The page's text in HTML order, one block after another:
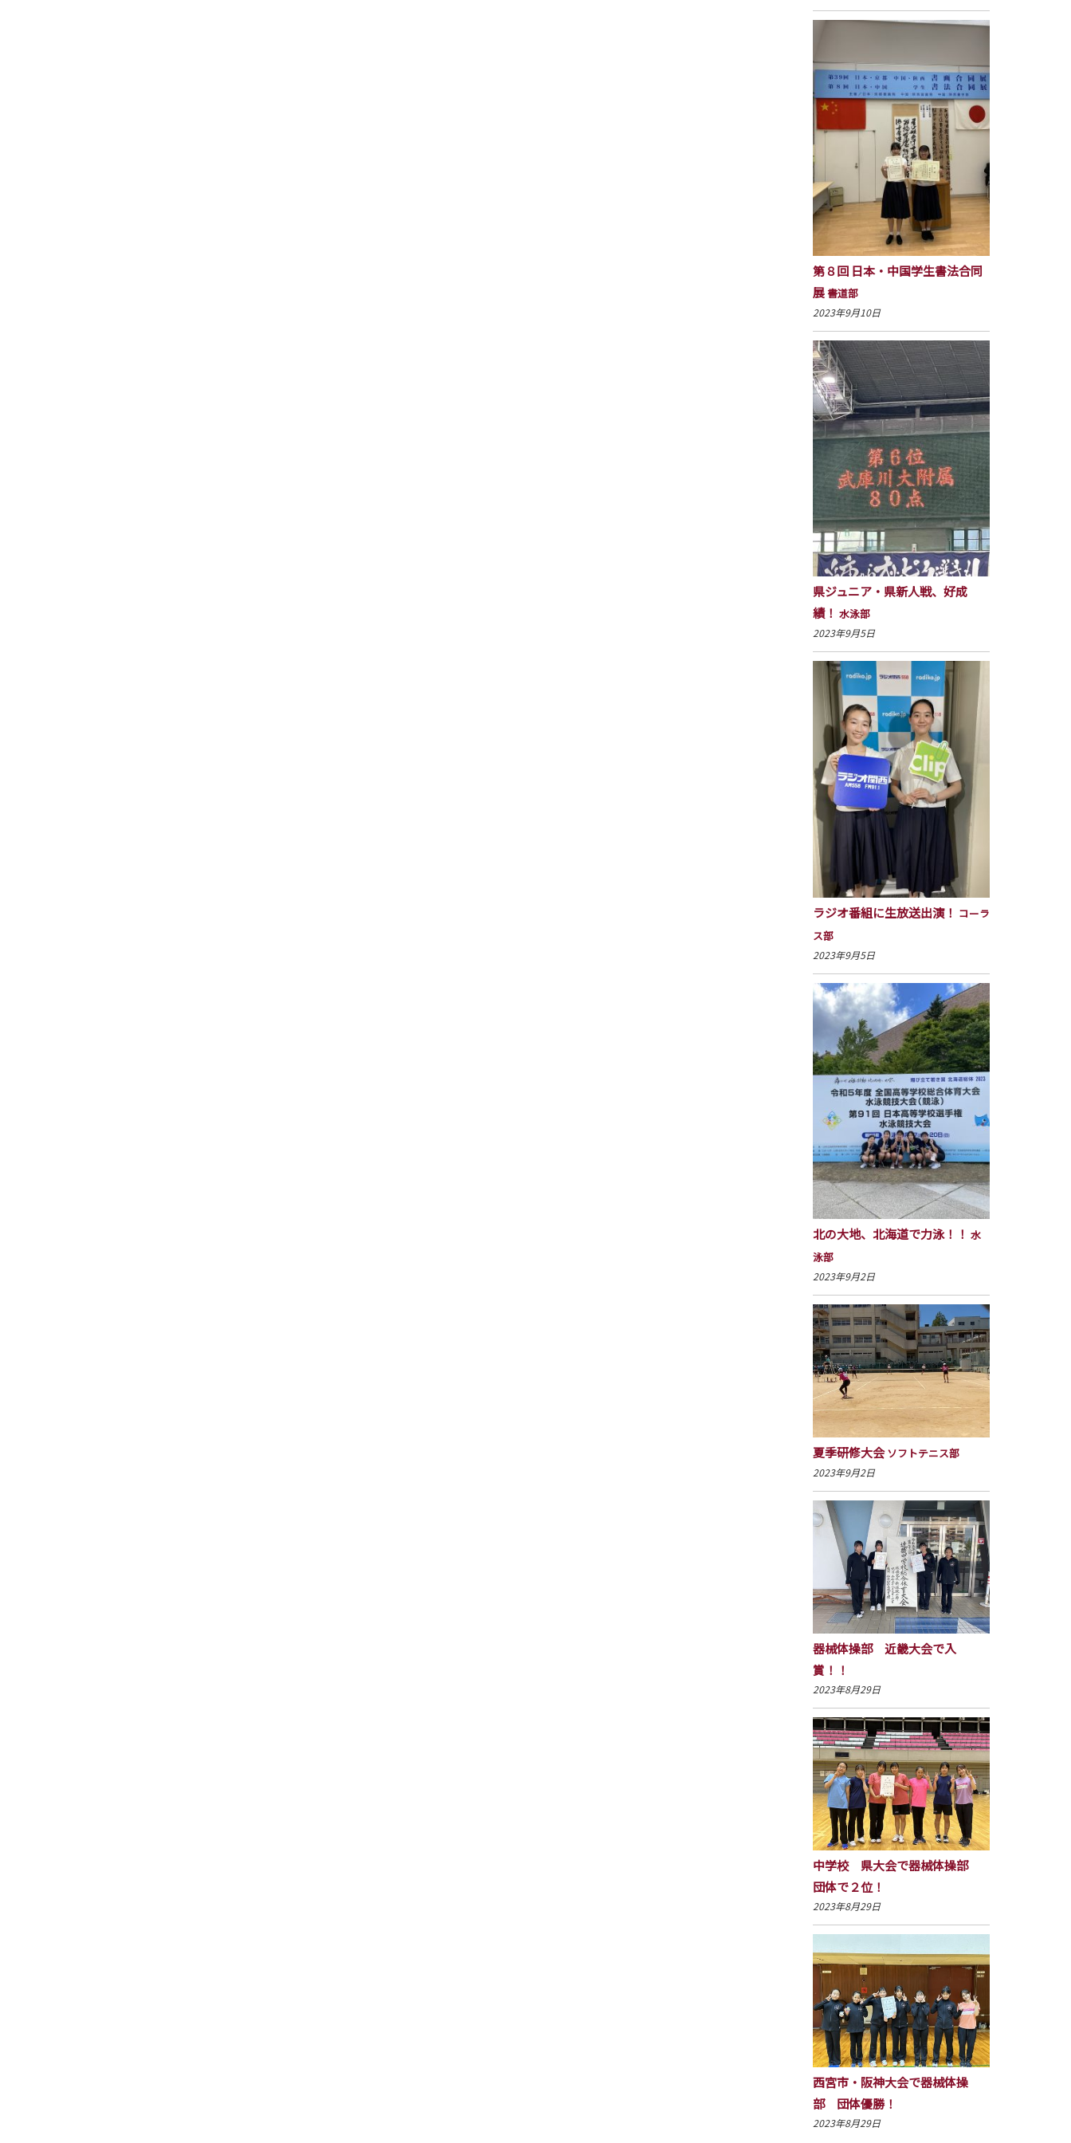
第８回 日本・中国学生書法合同
展書道部
2023年9月10日
県ジュニア・県新人戦、好成
績！ 水泳部
2023年9月5日
ラジオ番組に生放送出演！ コーラ
ス部
2023年9月5日
北の大地、北海道で力泳！！ 水
泳部
2023年9月2日
夏季研修大会ソフトテニス部
2023年9月2日
器械体操部 近畿大会で入
賞！！
2023年8月29日
中学校 県大会で器械体操部
団体で２位！
2023年8月29日
西宮市・阪神大会で器械体操
部 団体優勝！
2023年8月29日